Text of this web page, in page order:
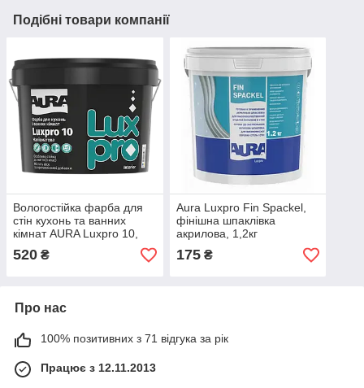
Подібні товари компанії
Вологостійка фарба для
стін кухонь та ванних
кімнат AURA Luxpro 10,
напівматова біла, 0,95л
520 ₴
Aura Luxpro Fin Spackel,
фінішна шпаклівка
акрилова, 1,2кг
175₴
Про нас
100% позитивних з 71 відгука за рік
Працює з 12.11.2013